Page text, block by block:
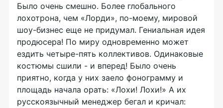
Было очень смешно. Более глобального
лохотрона, чем «Лорди», по-моему, мировой
шоу-бизнес еще не придумал. Гениальная идея
продюсера! По миру одновременно может
ездить четыре-пять коллективов. Одинаковые
костюмы сшили - и вперед! Было очень
приятно, когда у них заело фонограмму и
площадь начала орать: «Лохи! Лохи!» А их
русскоязычный менеджер бегал и кричал: